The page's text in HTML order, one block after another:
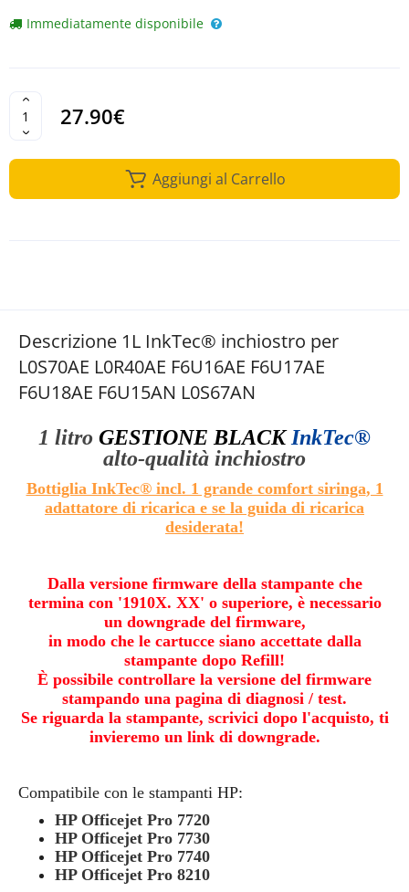
Immediatamente disponibile
27.90€
Aggiungi al Carrello
Descrizione 1L InkTec® inchiostro per
L0S70AE L0R40AE F6U16AE F6U17AE
F6U18AE F6U15AN L0S67AN
1 litro GESTIONE BLACKInkTec®
alto-qualità inchiostro
Bottiglia InkTec® incl. 1 grande comfort siringa, 1
adattatore di ricarica e se la guida di ricarica
desiderata!
Dalla versione firmware della stampante che
termina con '1910X. XX' o superiore, è necessario
un downgrade del firmware,
in modo che le cartucce siano accettate dalla
stampante dopo Refill!
È possibile controllare la versione del firmware
stampando una pagina di diagnosi / test.
Se riguarda la stampante, scrivici dopo l'acquisto, ti
invieremo un link di downgrade.
Compatibile con le stampanti HP:
HP Officejet Pro 7720
HP Officejet Pro 7730
HP Officejet Pro 7740
HP Officejet Pro 8210